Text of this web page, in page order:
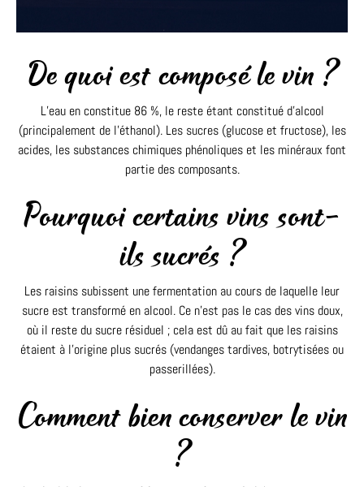
De quoi est composé le vin ?
L’eau en constitue 86 %, le reste étant constitué d’alcool
(principalement de l’éthanol). Les sucres (glucose et fructose), les
acides, les substances chimiques phénoliques et les minéraux font
partie des composants.
Pourquoi certains vins sont-
ils sucrés ?
Les raisins subissent une fermentation au cours de laquelle leur
sucre est transformé en alcool. Ce n’est pas le cas des vins doux,
où il reste du sucre résiduel ; cela est dû au fait que les raisins
étaient à l’origine plus sucrés (vendanges tardives, botrytisées ou
passerillées).
Comment bien conserver le vin
?